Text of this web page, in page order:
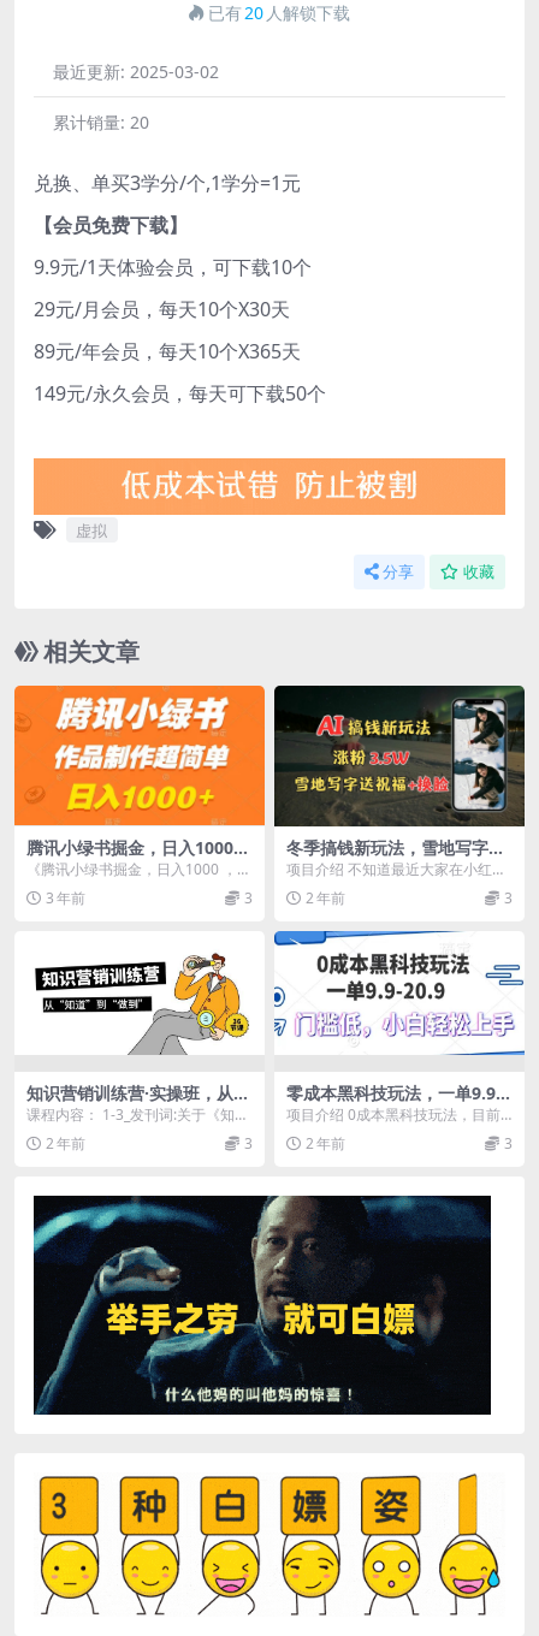
已有20 人解锁下载
最近更新: 2025-03-02
累计销量: 20
兑换、单买3学分/个,1学分=1元
【会员免费下载】
9.9元/1天体验会员，可下载10个
29元/月会员，每天10个X30天
89元/年会员，每天10个X365天
149元/永久会员，每天可下载50个
虚拟
分享 收藏
相关文章
腾讯小绿书掘金，日入1000
，作品制作超简单，小白也能
学会
《腾讯小绿书掘金，日入1000 ，作
品直接无脑搬运，小白也能学
会》，小绿书可以说...
3 年前 3
冬季搞钱新玩法，雪地写字表
白送祝福、换脸，用免费AI手
把手教你制作，轻松涨粉3.5
w，接单到手软
项目介绍 不知道最近大家在小红
书、抖音这些平台上有没有刷到一
些雪地写字的笔记、视...
2 年前 3
知识营销训练营·实操班，从
“知道”到“做到”（36节课）
课程内容： 1-3_发刊词:关于《知识
营销实战班》，我要向你老实交代
三件事 |1...
2 年前 3
零成本黑科技玩法，一单9.9单
日变现1000＋，小白轻松易上
手
项目介绍 0成本黑科技玩法，目前
互联网上只有我一个人分享这个玩
法，目前非常好起流...
2 年前 3